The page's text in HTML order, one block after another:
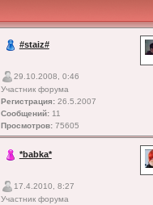
#staiz#
29.10.2008, 0:46
Участник форума
Регистрация:26.5.2007
Сообщений:11
Просмотров:75605
*babka*
17.4.2010, 8:27
Участник форума